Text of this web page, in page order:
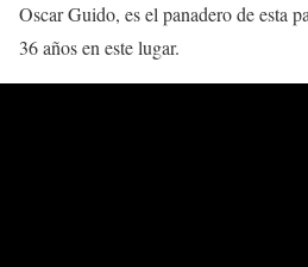
Oscar Guido, es el panadero de esta
36 años en este lugar.